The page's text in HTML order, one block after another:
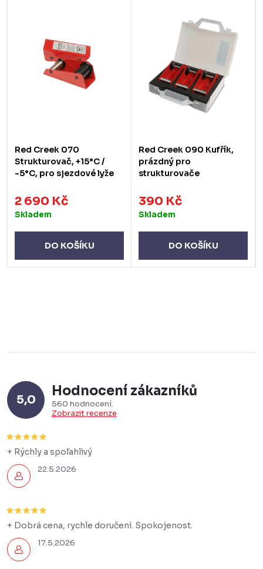
Red Creek 070
Strukturovač, +15°C /
-5°C, pro sjezdové lyže
2 690 Kč
Skladem
DO KOŠÍKU
Red Creek 090 Kufřík,
prázdný pro
strukturovače
390 Kč
Skladem
DO KOŠÍKU
5,0
Hodnocení zákazníků
560 hodnocení
Zobrazit recenze
22.5.2026
+ Rýchly a spoľahlivý
17.5.2026
+ Dobrá cena, rychle doručení. Spokojenost.